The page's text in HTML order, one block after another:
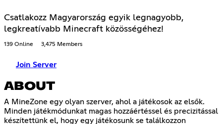
Csatlakozz Magyarország egyik legnagyobb,
legkreatívabb Minecraft közösségéhez!
139 Online 3,475 Members
Join Server
ABOUT
A MineZone egy olyan szerver, ahol a játékosok az elsők.
Minden játékmódunkat magas hozzáértéssel és precizitással
készítettünk el, hogy egy játékosunk se találkozzon